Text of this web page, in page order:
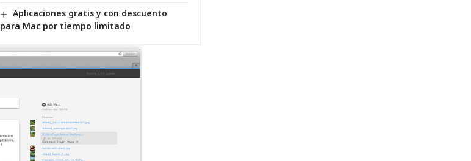
Aplicaciones gratis y con descuento
para Mac por tiempo limitado